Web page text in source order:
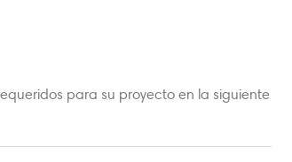
para su proyecto en la siguiente